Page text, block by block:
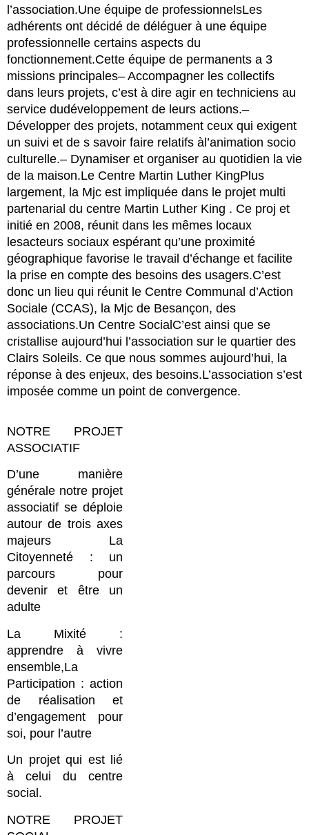
l’association.Une équipe de professionnelsLes
adhérents ont décidé de déléguer à une équipe
professionnelle certains aspects du
fonctionnement.Cette équipe de permanents a 3
missions principales– Accompagner les collectifs
dans leurs projets, c’est à dire agir en techniciens au
service dudéveloppement de leurs actions.–
Développer des projets, notamment ceux qui exigent
un suivi et de s savoir faire relatifs àl’animation socio
culturelle.– Dynamiser et organiser au quotidien la vie
de la maison.Le Centre Martin Luther KingPlus
largement, la Mjc est impliquée dans le projet multi
partenarial du centre Martin Luther King . Ce proj et
initié en 2008, réunit dans les mêmes locaux
lesacteurs sociaux espérant qu’une proximité
géographique favorise le travail d’échange et facilite
la prise en compte des besoins des usagers.C’est
donc un lieu qui réunit le Centre Communal d’Action
Sociale (CCAS), la Mjc de Besançon, des
associations.Un Centre SocialC’est ainsi que se
cristallise aujourd’hui l’association sur le quartier des
Clairs Soleils. Ce que nous sommes aujourd’hui, la
réponse à des enjeux, des besoins.L’association s’est
imposée comme un point de convergence.
NOTRE PROJET
ASSOCIATIF
D’une manière
générale notre projet
associatif se déploie
autour de trois axes
majeurs La
Citoyenneté : un
parcours pour
devenir et être un
adulte
La Mixité :
apprendre à vivre
ensemble,La
Participation : action
de réalisation et
d’engagement pour
soi, pour l’autre
Un projet qui est lié
à celui du centre
social.
NOTRE PROJET